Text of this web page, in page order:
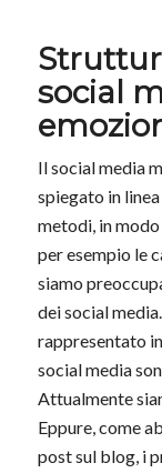
social
Il social media
spiegato in
metodi, in
per esempio le
siamo
dei social
rappresentato
social media
Attualmente
Eppure, come
post sul blog, i